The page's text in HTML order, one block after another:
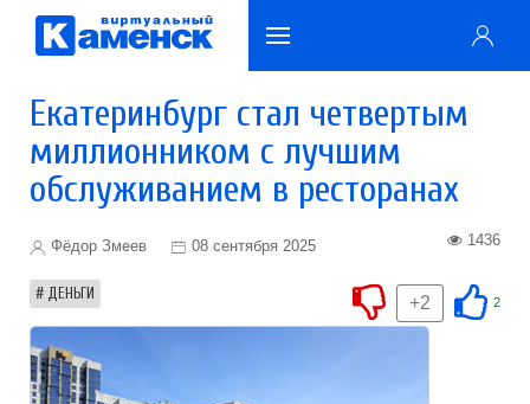
Екатеринбург стал четвертым
миллионником с лучшим
обслуживанием в ресторанах
Фёдор Змеев 08 сентября 2025 1436
ДЕНЬГИ 2
+2